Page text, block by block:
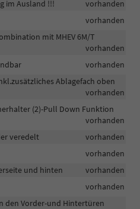
im Ausland !!!
vorhanden
vorhanden
mit MHEV 6M/T
vorhanden
vorhanden
Ablagefach oben
vorhanden
(2)-Pull Down Funktion
vorhanden
veredelt
vorhanden
vorhanden
und hinten
vorhanden
vorhanden
den Vorder-und Hintertüren